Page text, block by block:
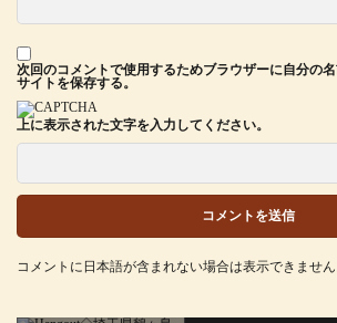
次回のコメントで使用するためブラウザーに自分の名
サイトを保存する。
上に表示された文字を入力してください。
コメントに日本語が含まれない場合は表示できません